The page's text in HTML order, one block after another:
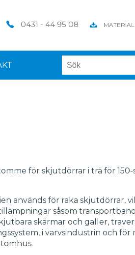
0431 - 44 95 08 MATERIAL
för skjutdörrar i trä för 150-
används för raka skjutdörrar,
såsom
skärmar och galler,
i varvsindustrin och